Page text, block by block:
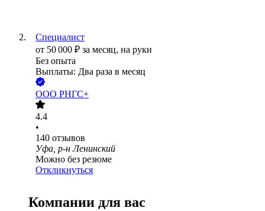
Специалист
от 50 000 ₽ за месяц, на руки
Без опыта
Выплаты: Два раза в месяц
ООО РНГС+
4.4
•
140 отзывов
Уфа, р-н Ленинский
Можно без резюме
Откликнуться
Компании для вас